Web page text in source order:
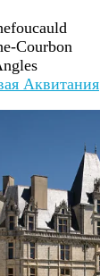
Courbon
Аквитания